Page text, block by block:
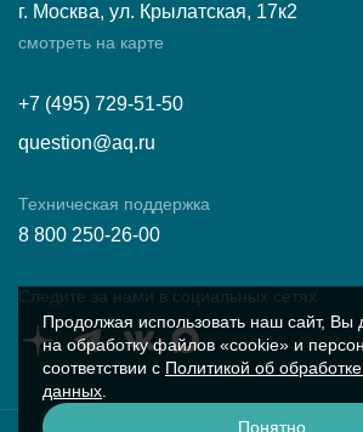
г. Москва, ул. Крылатская, 17к2
смотреть на карте
+7 (495) 729-51-50
question@aq.ru
Техническая поддержка
8 800 250-26-00
Следите за нами в социальных сетях
Продолжая использовать наш сайт, Вы
на обработку файлов «cookie» и
соответствии с Политикой об
данных
Понятно